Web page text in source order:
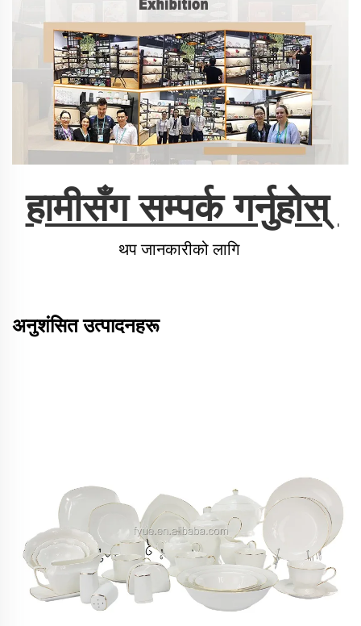
हामीसँग सम्पर्क गर्नुहोस्
थप जानकारीको लागि
अनुशंसित उत्पादनहरू